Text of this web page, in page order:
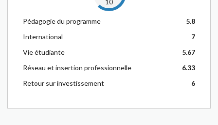
10
Pédagogie du programme
5.8
International
7
Vie étudiante
5.67
Réseau et insertion professionnelle
6.33
Retour sur investissement
6